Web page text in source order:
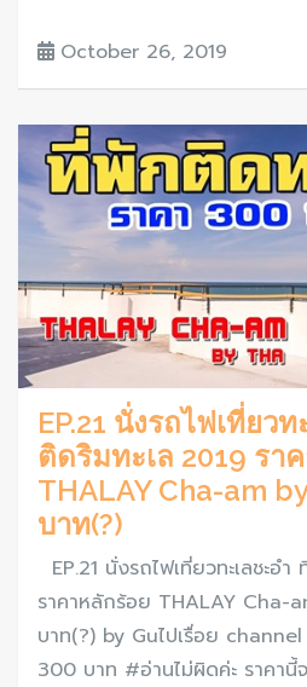
October 26, 2019
EP.21 นั่งรถไฟเที่ยว
ติดริมทะเล 2019 รา
THALAY Cha-am
บาท(?)
EP.21 นั่งรถไฟเที่ยวทะเลชะอ
ราคาหลักร้อย THALAY Cha-
บาท(?) by Guไปเรื่อย
300 บาท #อ่านไม่ผิดค่ะ ราคานี้